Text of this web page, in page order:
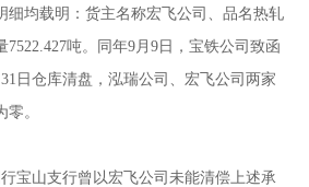
细均载明：货主名称宏飞公司、品名热轧
吨。同年9月9日，宝铁公司致函
日仓库清盘，泓瑞公司、宏飞公司两家
。
宝山支行曾以宏飞公司未能清偿上述承